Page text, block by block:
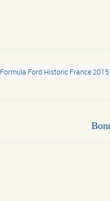
Ford Historic France 2015